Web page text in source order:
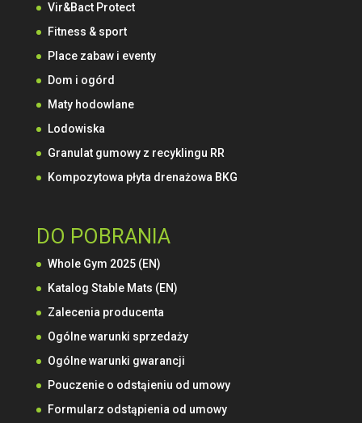
Vir&Bact Protect
Fitness & sport
Place zabaw i eventy
Dom i ogórd
Maty hodowlane
Lodowiska
Granulat gumowy z recyklingu RR
Kompozytowa płyta drenażowa BKG
DO POBRANIA
Whole Gym 2025 (EN)
Katalog Stable Mats (EN)
Zalecenia producenta
Ogólne warunki sprzedaży
Ogólne warunki gwarancji
Pouczenie o odstąieniu od umowy
Formularz odstąpienia od umowy